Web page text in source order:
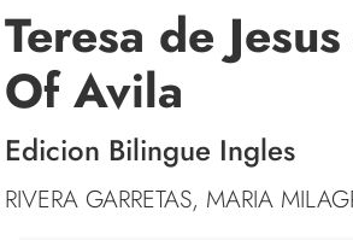
Teresa de
Of Avila
Edicion Bilingue Ingles
RIVERA GARRETAS, MARIA